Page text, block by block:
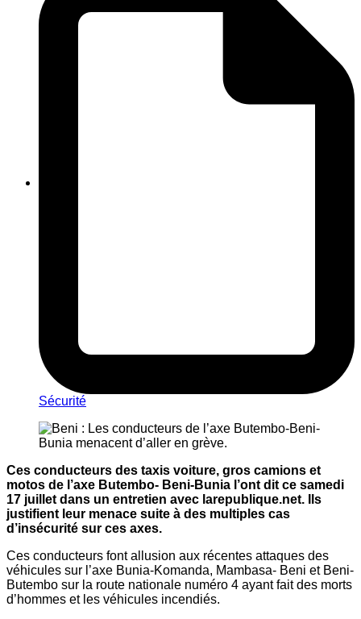
Sécurité
Ces conducteurs des taxis voiture, gros camions et
motos de l’axe Butembo- Beni-Bunia l’ont dit ce samedi
17 juillet dans un entretien avec larepublique.net. Ils
justifient leur menace suite à des multiples cas
d’insécurité sur ces axes.
Ces conducteurs font allusion aux récentes attaques des
véhicules sur l’axe Bunia-Komanda, Mambasa- Beni et Beni-
Butembo sur la route nationale numéro 4 ayant fait des morts
d’hommes et les véhicules incendiés.